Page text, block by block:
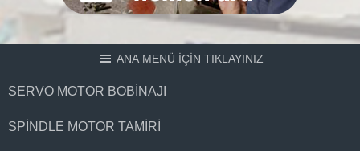
ANA MENÜ İÇİN TIKLAYINIZ
SERVO MOTOR BOBINAJI
SPINDLE MOTOR TAMIRI